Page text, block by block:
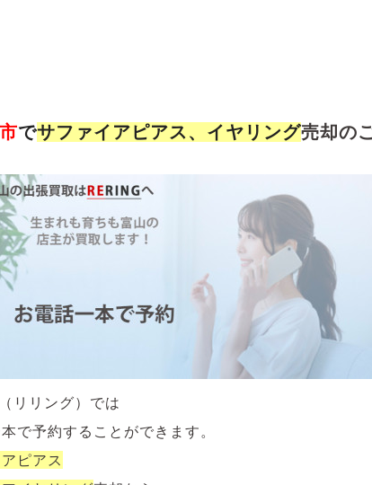
でサファイアピアス、イヤリング売却の
リリング）では
で予約することができます。
ピアス